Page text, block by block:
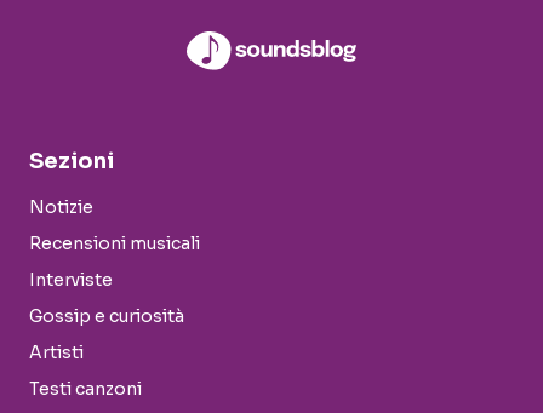
Sezioni
Notizie
Recensioni musicali
Interviste
Gossip e curiosità
Artisti
Testi canzoni